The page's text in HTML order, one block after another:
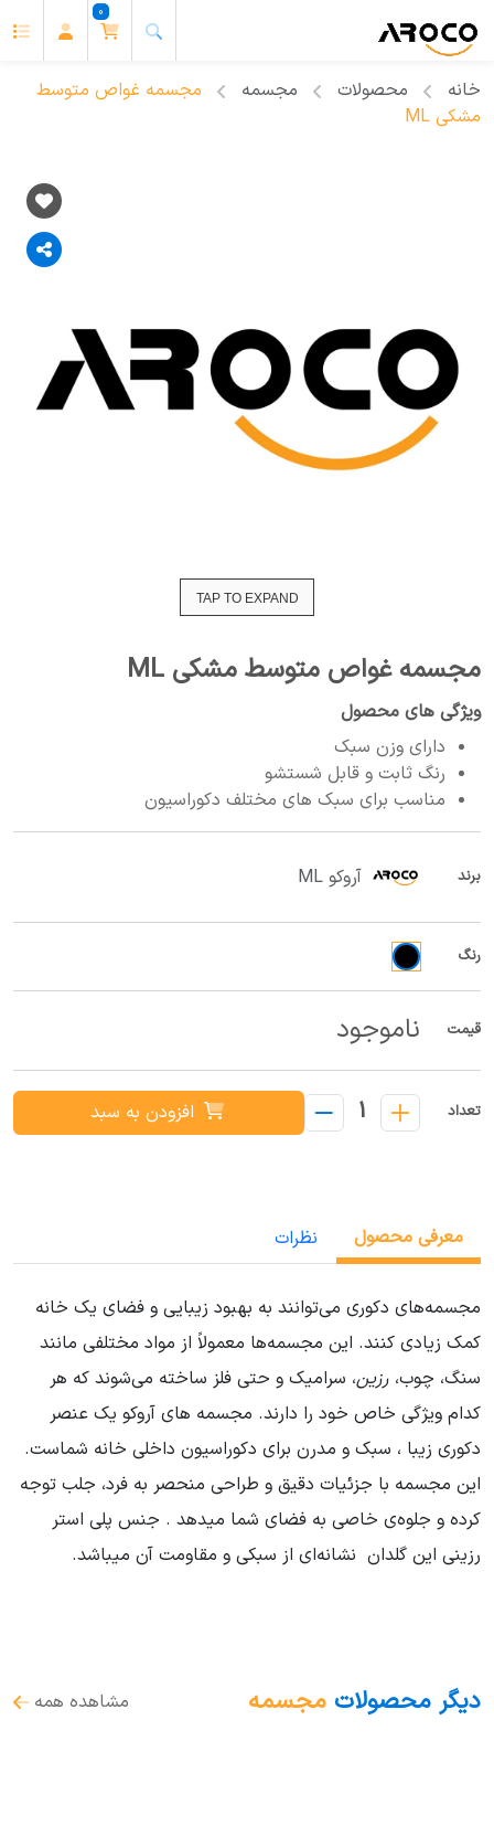
0
خانه محصولات مجسمه
مجسمه غواص متوسط
مشکی ML
TAP TO EXPAND
مجسمه غواص متوسط مشکی ML
ویژگی های محصول
دارای وزن سبک
رنگ ثابت و قابل شستشو
مناسب برای سبک های مختلف دکوراسیون
برند آروکو ML
رنگ
قیمت ناموجود
تعداد 1 افزودن به سبد
معرفی محصول نظرات
مجسمه‌های دکوری می‌توانند به بهبود زیبایی و فضای یک خانه
کمک زیادی کنند. این مجسمه‌ها معمولاً از مواد مختلفی مانند
سنگ، چوب، رزین، سرامیک و حتی فلز ساخته می‌شوند که هر
کدام ویژگی خاص خود را دارند. مجسمه های آروکو یک عنصر
دکوری زیبا ، سبک و مدرن برای دکوراسیون داخلی خانه شماست.
این مجسمه با جزئیات دقیق و طراحی منحصر به فرد، جلب توجه
کرده و جلوه‌ی خاصی به فضای شما میدهد . جنس پلی استر
رزینی این گلدان نشانه‌ای از سبکی و مقاومت آن میباشد.
دیگر محصولات مجسمه مشاهده همه